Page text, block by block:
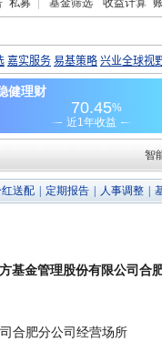
私募
基金筛选
收益计算
智
送配 定期报告 人事调整
基金管理股份有限公司合
合肥分公司经营场所